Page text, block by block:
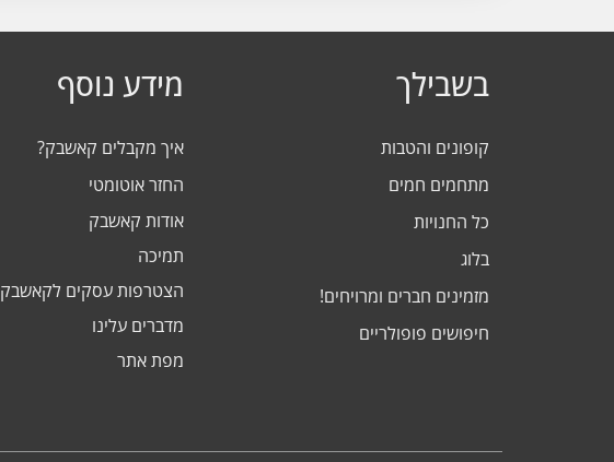
בשבילך
קופונים והטבות
מתחמים חמים
כל החנויות
בלוג
מזמינים חברים ומרויחים!
חיפושים פופולריים
מידע נוסף
איך מקבלים קאשבק?
החזר אוטומטי
אודות קאשבק
תמיכה
הצטרפות עסקים לקאשבק
מדברים עלינו
מפת אתר